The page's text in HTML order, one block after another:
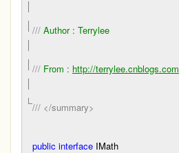
/// Author : Terrylee
/// From : http://terrylee.cnblogs.com
/// </summary>
public interface IMath